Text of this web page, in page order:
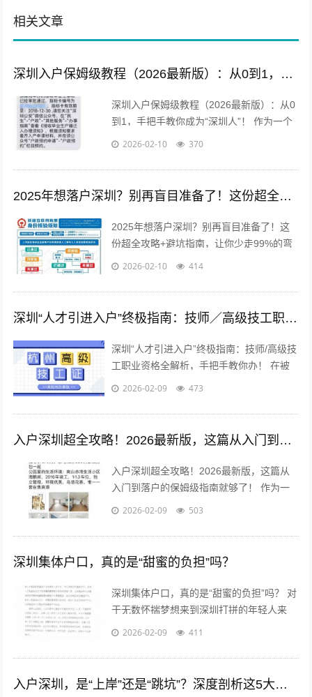
相关文章
深圳入户保姆级教程（2026最新版）：从0到1，手把手教你成为“深圳人”！
深圳入户保姆级教程（2026最新版）：从0
到1，手把手教你成为“深圳人”！ 作为一个
从“深漂”到“新深圳人”的过来人，我深知拿
2026-02-10 370
2025年想落户深圳？别再盲目准备了！这份超全攻略+避坑指南，让你少走99%的弯路
2025年想落户深圳？别再盲目准备了！这
份超全攻略+避坑指南，让你少走99%的弯
路 来了，就是深圳人。 这句口号温暖了无
2026-02-10 414
深圳“人才引进入户”终极指南：技师／高级技工职业资格全解析，手把手教你办！
深圳“人才引进入户”终极指南：技师/高级技
工职业资格全解析，手把手教你办！ 在被
誉为“中国硅谷”的深圳，无数追梦人汇聚于
2026-02-09 473
入户深圳超全攻略！2026最新版，这篇从入门到落户的保姆级指南就够了！
入户深圳超全攻略！2026最新版，这篇从
入门到落户的保姆级指南就够了！ 作为一
名在深圳打拼多年，成功“上岸”拿到户口的
2026-02-09 503
深圳集体户口，真的是“甜蜜的负担”吗？
深圳集体户口，真的是“甜蜜的负担”吗？ 对
于无数怀揣梦想来到深圳打拼的年轻人来
说，户口，这个承载着太多福利与身份象征
2026-02-09 411
入户深圳，是“上岸”还是“跳坑”？深度剖析这5大好处与3大坏处，别盲目跟风！